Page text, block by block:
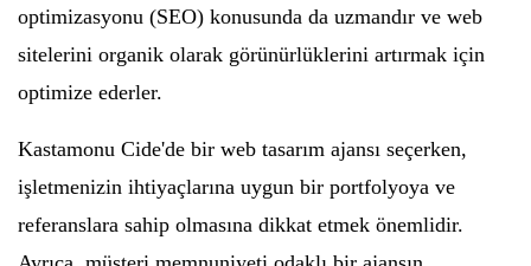
optimizasyonu (SEO) konusunda da uzmandır ve web
sitelerini organik olarak görünürlüklerini artırmak için
optimize ederler.
Kastamonu Cide'de bir web tasarım ajansı seçerken,
işletmenizin ihtiyaçlarına uygun bir portfolyoya ve
referanslara sahip olmasına dikkat etmek önemlidir.